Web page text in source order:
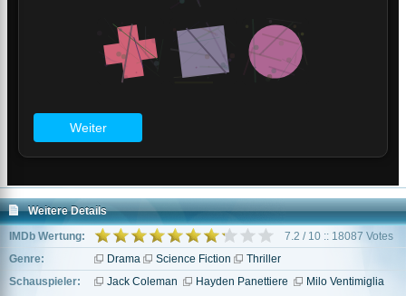
Weitere Details
IMDb Wertung:
7.2 / 10 :: 18087 Votes
Genre:
Drama Science Fiction
Thriller
Schauspieler:
Jack Coleman Hayden Panettiere
Milo Ventimiglia